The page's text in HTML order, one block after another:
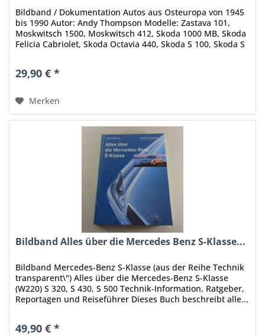
Bildband / Dokumentation Autos aus Osteuropa von 1945
bis 1990 Autor: Andy Thompson Modelle: Zastava 101,
Moskwitsch 1500, Moskwitsch 412, Skoda 1000 MB, Skoda
Felicia Cabriolet, Skoda Octavia 440, Skoda S 100, Skoda S
29,90 € *
Merken
Bildband Alles über die Mercedes Benz S-Klasse...
Bildband Mercedes-Benz S-Klasse (aus der Reihe Technik
transparent\") Alles über die Mercedes-Benz S-Klasse
(W220) S 320, S 430, S 500 Technik-Information, Ratgeber,
Reportagen und Reiseführer Dieses Buch beschreibt alle...
49,90 € *